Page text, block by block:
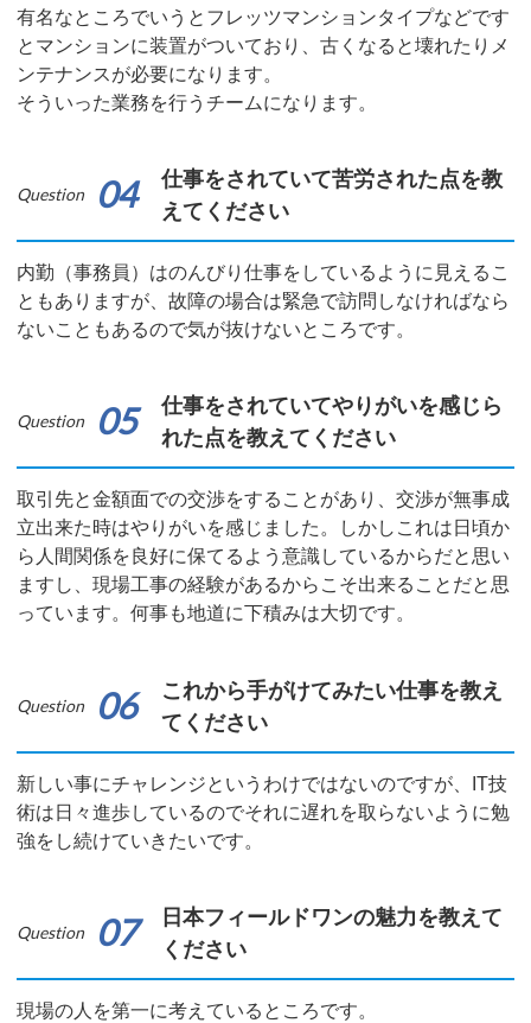
有名なところでいうとフレッツマンションタイプなどです
とマンションに装置がついており、古くなると壊れたりメ
ンテナンスが必要になります。
そういった業務を行うチームになります。
Question 04
仕事をされていて苦労された点を教
えてください
内勤（事務員）はのんびり仕事をしているように見えるこ
ともありますが、故障の場合は緊急で訪問しなければなら
ないこともあるので気が抜けないところです。
Question 05
仕事をされていてやりがいを感じら
れた点を教えてください
取引先と金額面での交渉をすることがあり、交渉が無事成
立出来た時はやりがいを感じました。しかしこれは日頃か
ら人間関係を良好に保てるよう意識しているからだと思い
ますし、現場工事の経験があるからこそ出来ることだと思
っています。何事も地道に下積みは大切です。
Question 06
これから手がけてみたい仕事を教え
てください
新しい事にチャレンジというわけではないのですが、IT技
術は日々進歩しているのでそれに遅れを取らないように勉
強をし続けていきたいです。
Question 07
日本フィールドワンの魅力を教えて
ください
現場の人を第一に考えているところです。